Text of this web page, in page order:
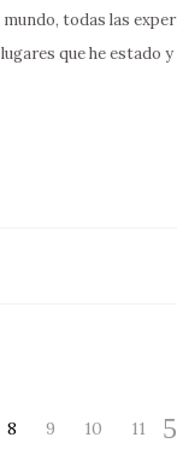
mundo, todas las
lugares que he estado
8 9 10 11